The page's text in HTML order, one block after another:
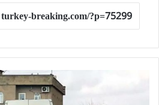
للسلطات